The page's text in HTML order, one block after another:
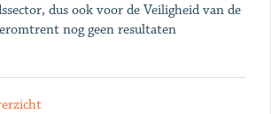
dus ook voor de Veiligheid van de
nog geen resultaten